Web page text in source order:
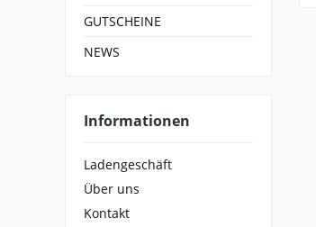
GUTSCHEINE
NEWS
Informationen
Ladengeschäft
Über uns
Kontakt